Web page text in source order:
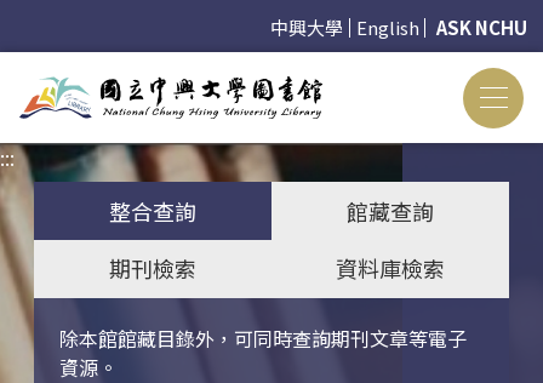
中興大學 English ASK NCHU
:::
整合查詢
館藏查詢
期刊檢索
資料庫檢索
除本館館藏目錄外，可同時查詢期刊文章等電子
資源。
關鍵字搜尋